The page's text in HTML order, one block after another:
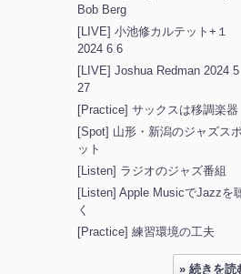
Bob Berg
[LIVE] 小池修カルテット+１
2024 6 6
[LIVE] Joshua Redman 2024 5
27
[Practice] サックスは移調楽器
[Spot] 山形・新潟のジャズスポ
ット
[Listen] ラジオのジャズ番組
[Listen] Apple MusicでJazzを
く
[Practice] 練習環境の工夫
» 続きを読